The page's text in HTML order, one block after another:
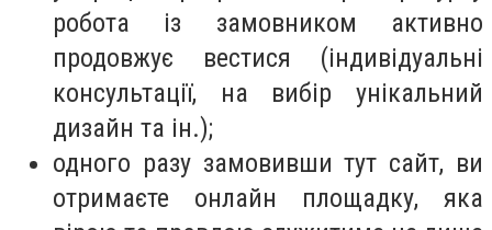
робота із замовником активно
продовжує вестися (індивідуальні
консультації, на вибір унікальний
дизайн та ін.);
одного разу замовивши тут сайт, ви
отримаєте онлайн площадку, яка